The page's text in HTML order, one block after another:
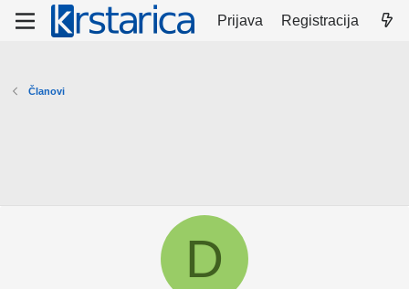
Prijava Registracija
Članovi
D